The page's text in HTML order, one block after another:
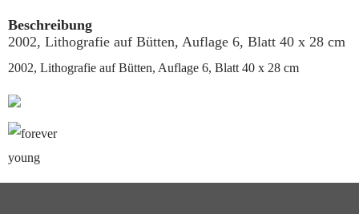
Beschreibung
2002, Lithografie auf Bütten, Auflage 6, Blatt 40 x 28 cm
2002, Lithografie auf Bütten, Auflage 6, Blatt 40 x 28 cm